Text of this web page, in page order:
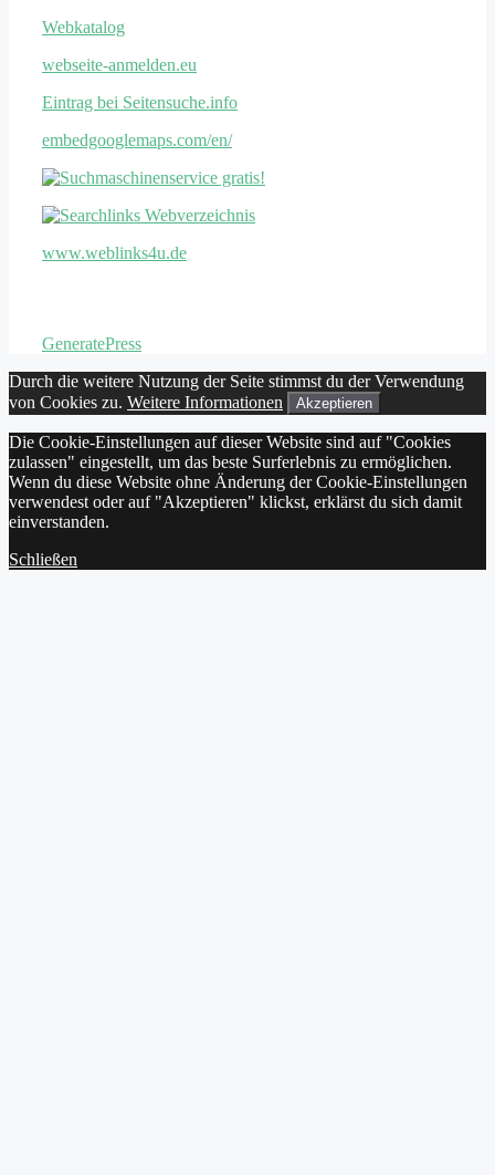
Webkatalog
webseite-anmelden.eu
Eintrag bei Seitensuche.info
embedgooglemaps.com/en/
www.weblinks4u.de
GeneratePress
Durch die weitere Nutzung der Seite stimmst du der Verwendung
von Cookies zu. Weitere Informationen Akzeptieren
Die Cookie-Einstellungen auf dieser Website sind auf "Cookies
zulassen" eingestellt, um das beste Surferlebnis zu ermöglichen.
Wenn du diese Website ohne Änderung der Cookie-Einstellungen
verwendest oder auf "Akzeptieren" klickst, erklärst du sich damit
einverstanden.
Schließen